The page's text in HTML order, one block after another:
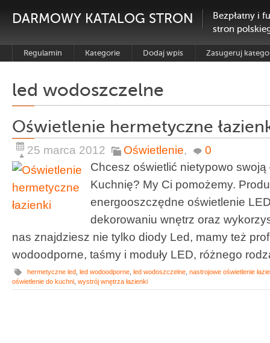
DARMOWY KATALOG STRON
Bezpłatny i
stron
Regulamin Kategorie Dodaj wpis Zasugeruj
led wodoszczelne
Oświetlenie hermetyczne
25 marca 2012 Oświetlenie,
0
Chcesz oświetlić nietypowo swoją
Kuchnię? My Ci pomożemy.
energooszczędne oświetlenie
dekorowaniu wnętrz oraz
nas znajdziesz nie tylko diody Led, mamy też
wodoodporne, taśmy i moduły LED, różnego
hermetyczne led led wodoodporne led wodoszczelne nastrojowe oświetlenie
oświetlenie do kuchni wystrój wnętrza łazienki